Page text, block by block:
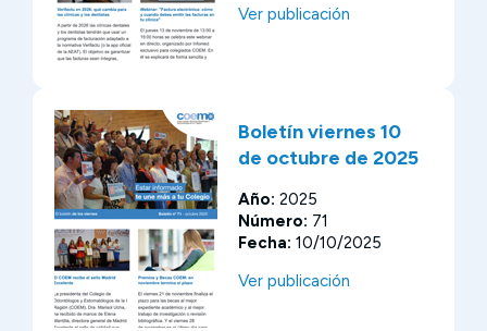
Ver publicación
Boletín viernes 10
de octubre de 2025
Año: 2025
Número: 71
Fecha: 10/10/2025
Ver publicación